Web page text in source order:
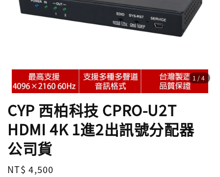
1 /4
CYP 西柏科技 CPRO-U2T
HDMI 4K 1進2出訊號分配器
公司貨
Regular
NT$ 4,500